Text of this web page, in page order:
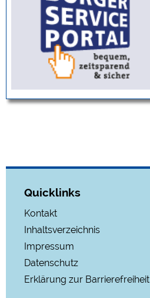
Quicklinks
Kontakt
Inhaltsverzeichnis
Impressum
Datenschutz
Erklärung zur Barrierefreiheit